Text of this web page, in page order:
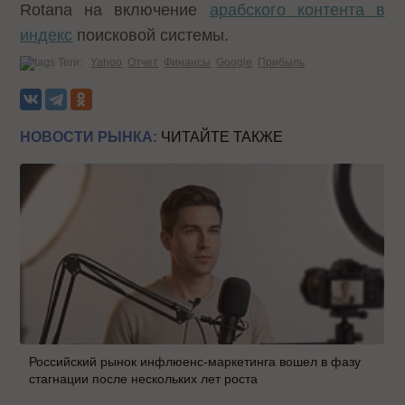
Rotana на включение арабского контента в
индекс поисковой системы.
Теги: Yahoo Отчет Финансы Google Прибыль
НОВОСТИ РЫНКА: ЧИТАЙТЕ ТАКЖЕ
Российский рынок инфлюенс-маркетинга вошел в фазу
стагнации после нескольких лет роста